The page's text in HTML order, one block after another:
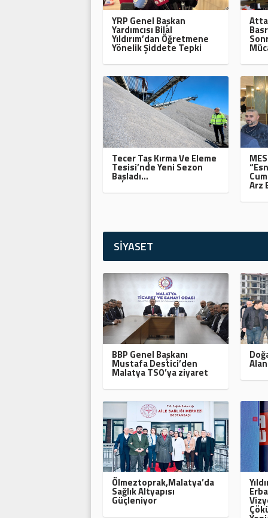
YRP Genel Başkan
Yardımcısı Bilal
Yıldırım’dan Öğretmene
Yönelik Şiddete Tepki
Tecer Taş Kırma Ve Eleme
Tesisi’nde Yeni Sezon
Başladı…
Arz
SİYASET
BBP Genel Başkanı
Mustafa Destici’den
Malatya TSO’ya ziyaret
Ölmeztoprak,Malatya’da
Sağlık Altyapısı
Güçleniyor